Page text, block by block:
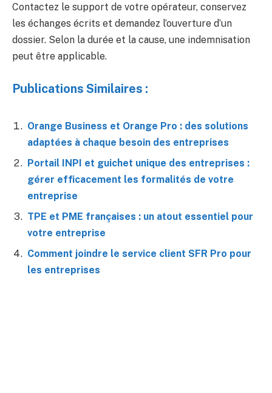
Contactez le support de votre opérateur, conservez
les échanges écrits et demandez l’ouverture d’un
dossier. Selon la durée et la cause, une indemnisation
peut être applicable.
Publications Similaires :
Orange Business et Orange Pro : des solutions
adaptées à chaque besoin des entreprises
Portail INPI et guichet unique des entreprises :
gérer efficacement les formalités de votre
entreprise
TPE et PME françaises : un atout essentiel pour
votre entreprise
Comment joindre le service client SFR Pro pour
les entreprises